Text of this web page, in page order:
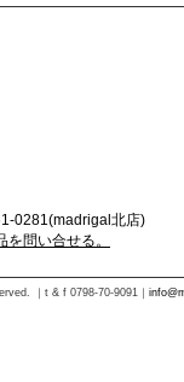
0281(madrigal北店)
を問い合せる。
｜t & f 0798-70-9091｜